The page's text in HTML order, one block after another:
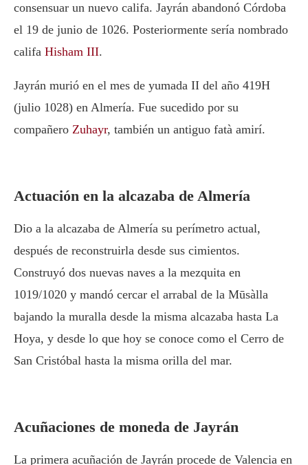
consensuar un nuevo califa. Jayrán abandonó Córdoba
el 19 de junio de 1026. Posteriormente sería nombrado
califa Hisham III.
Jayrán murió en el mes de yumada II del año 419H
(julio 1028) en Almería. Fue sucedido por su
compañero Zuhayr, también un antiguo fatà amirí.
Actuación en la alcazaba de Almería
Dio a la alcazaba de Almería su perímetro actual,
después de reconstruirla desde sus cimientos.
Construyó dos nuevas naves a la mezquita en
1019/1020 y mandó cercar el arrabal de la Mūsàlla
bajando la muralla desde la misma alcazaba hasta La
Hoya, y desde lo que hoy se conoce como el Cerro de
San Cristóbal hasta la misma orilla del mar.
Acuñaciones de moneda de Jayrán
La primera acuñación de Jayrán procede de Valencia en